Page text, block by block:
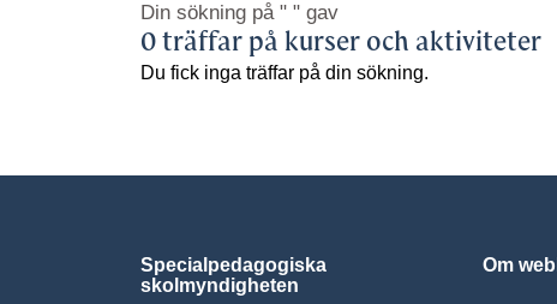
Din sökning på " " gav
0 träffar på kurser och aktiviteter
Du fick inga träffar på din sökning.
Specialpedagogiska
skolmyndigheten
Om